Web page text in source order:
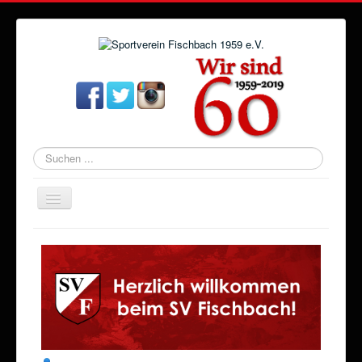
Suchen
...
Navigation
an/aus
Aktuelles
Verein
Abteilungen
Veranstaltungen